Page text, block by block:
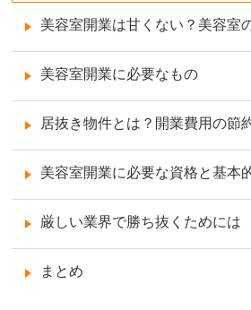
美容室開業は甘くない？美容室
美容室開業に必要なもの
居抜き物件とは？開業費用の節
美容室開業に必要な資格と基本
厳しい業界で勝ち抜くためには
まとめ